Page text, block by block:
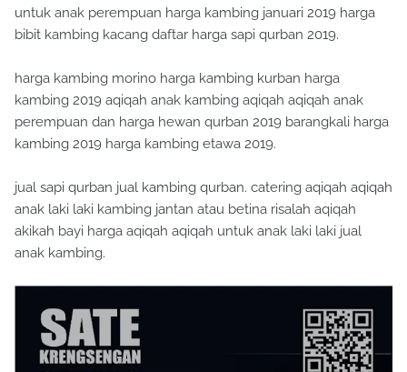
untuk anak perempuan harga kambing januari 2019 harga
bibit kambing kacang daftar harga sapi qurban 2019.
harga kambing morino harga kambing kurban harga
kambing 2019 aqiqah anak kambing aqiqah aqiqah anak
perempuan dan harga hewan qurban 2019 barangkali harga
kambing 2019 harga kambing etawa 2019.
jual sapi qurban jual kambing qurban. catering aqiqah aqiqah
anak laki laki kambing jantan atau betina risalah aqiqah
akikah bayi harga aqiqah aqiqah untuk anak laki laki jual
anak kambing.